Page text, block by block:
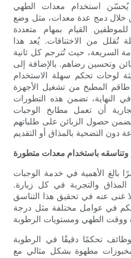
استخدام معدات الطهي
خلال دمج عدة معدات، مثل وضع
القيام بمهام متعددة
من الاختناقات. يُعد هذا
السريعة، حيث تُترجم كل ثانية
وتحسين رضاهم. بالإضافة إلى
لوحات تحكم سهلة الاستخدام
طاقم المطبخ من تشغيل الأجهزة
النهاية، تضمن هذه التطورات
أن تعمل مطابخ الوجبات
حصول الزبائن على طلباتهم
باستخدام معدات متطورة
بالغ الأهمية في خدمة الوجبات
والتجربة في كل زيارة.
غنى عنه في تحقيق هذا التناسق
في عوامل مختلفة مثل درجة
تحكمًا دقيقًا في الرطوبة
مطهوة بشكل مثالي مع